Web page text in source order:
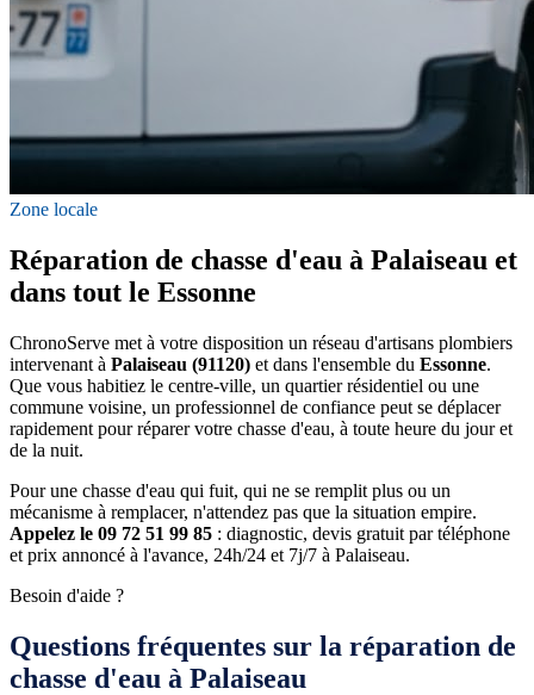
Zone locale
Réparation de chasse d'eau à Palaiseau et
dans tout le Essonne
ChronoServe met à votre disposition un réseau d'artisans plombiers
intervenant à Palaiseau (91120) et dans l'ensemble du Essonne.
Que vous habitiez le centre-ville, un quartier résidentiel ou une
commune voisine, un professionnel de confiance peut se déplacer
rapidement pour réparer votre chasse d'eau, à toute heure du jour et
de la nuit.
Pour une chasse d'eau qui fuit, qui ne se remplit plus ou un
mécanisme à remplacer, n'attendez pas que la situation empire.
Appelez le 09 72 51 99 85 : diagnostic, devis gratuit par téléphone
et prix annoncé à l'avance, 24h/24 et 7j/7 à Palaiseau.
Besoin d'aide ?
Questions fréquentes sur la réparation de
chasse d'eau à Palaiseau